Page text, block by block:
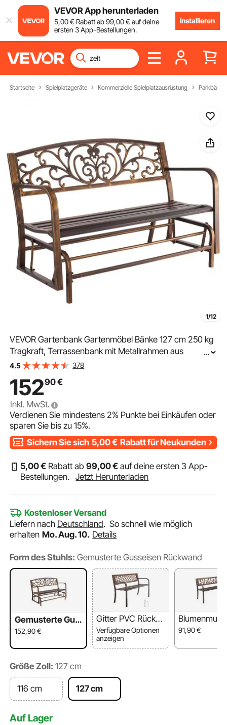
VEVOR App herunterladen
5,00€ Rabatt ab99,00€ auf deine
ersten 3 App-Bestellungen.
installieren
Startseite Spielplatzgeräte Kommerzielle Spielplatzausrüstung Parkbänke
1/12
VEVOR Gartenbank Gartenmöbel Bänke 127 cm 250 kg
Tragkraft, Terrassenbank mit Metallrahmen aus
Karbonstahl, Balkonbank mit Armlehnen, Verandabank
...
4.5 378
15290€
Inkl. MwSt.
Verdienen Sie mindestens2% Punkte bei Einkäufen oder
sparen Sie bis zu15%.
Sichern Sie sich 5,00€ Rabatt für Neukunden
5,00€ Rabatt ab99,00€ auf deine ersten 3 App-
Bestellungen.
Jetzt Herunterladen
Kostenloser Versand
Liefern nach Deutschland.So schnell wie möglich
erhalten Mo. Aug. 10. Details
Form des Stuhls: Gemusterte Gusseisen Rückwand
Gemusterte Gus
seisen Rückwan
152,90€
Gitter PVC Rückw
and
Verfügbare Optionen
anzeigen
C Rückwand
91,90€
Größe Zoll: 127 cm
116 cm 127 cm
Auf Lager